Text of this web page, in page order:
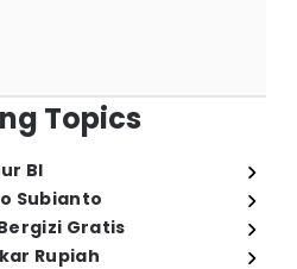
Topics
BI
Subianto
Gratis
Rupiah